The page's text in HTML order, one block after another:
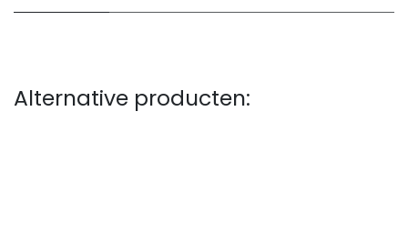
Alternative producten: